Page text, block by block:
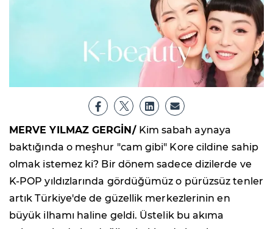
MERVE YILMAZ GERGİN/ Kim sabah aynaya
baktığında o meşhur "cam gibi" Kore cildine sahip
olmak istemez ki? Bir dönem sadece dizilerde ve
K-POP yıldızlarında gördüğümüz o pürüzsüz tenler
artık Türkiye'de de güzellik merkezlerinin en
büyük ilhamı haline geldi. Üstelik bu akıma